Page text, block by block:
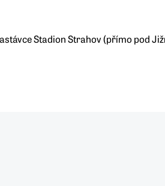
Stadion Strahov (přímo pod